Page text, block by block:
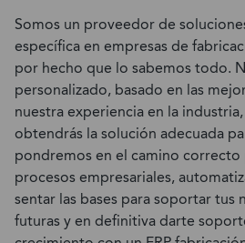
Somos un proveedor de
específica en empresas de
por hecho que lo sabemos todo.
personalizado, basado en las
nuestra experiencia en la
obtendrás la solución adecuada
pondremos en el camino correcto
procesos empresariales,
sentar las bases para soportar tus
futuras y en definitiva darte